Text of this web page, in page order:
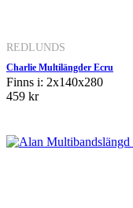
REDLUNDS
Charlie Multilängder Ecru
Finns i: 2x140x280
459 kr